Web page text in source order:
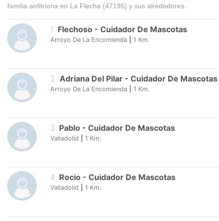
familia anfitriona en La Flecha (47195) y sus alrededores.
1 Flechoso - Cuidador De Mascotas
Arroyo De La Encomienda 1 Km.
2. Adriana Del Pilar - Cuidador De Mascotas
Arroyo De La Encomienda 1 Km.
3. Pablo - Cuidador De Mascotas
Valladolid 1 Km.
4. Rocio - Cuidador De Mascotas
Valladolid 1 Km.